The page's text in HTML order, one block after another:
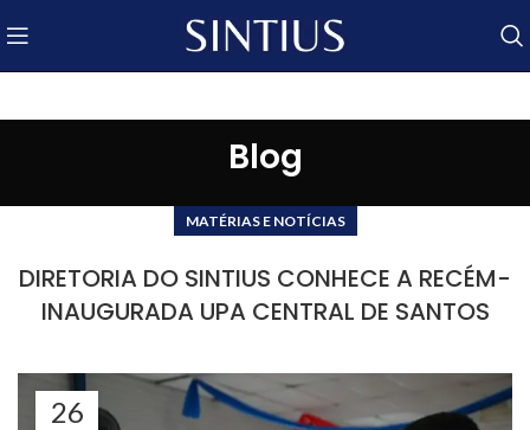
Blog
MATÉRIAS E NOTÍCIAS
DIRETORIA DO SINTIUS CONHECE A RECÉM-
INAUGURADA UPA CENTRAL DE SANTOS
26